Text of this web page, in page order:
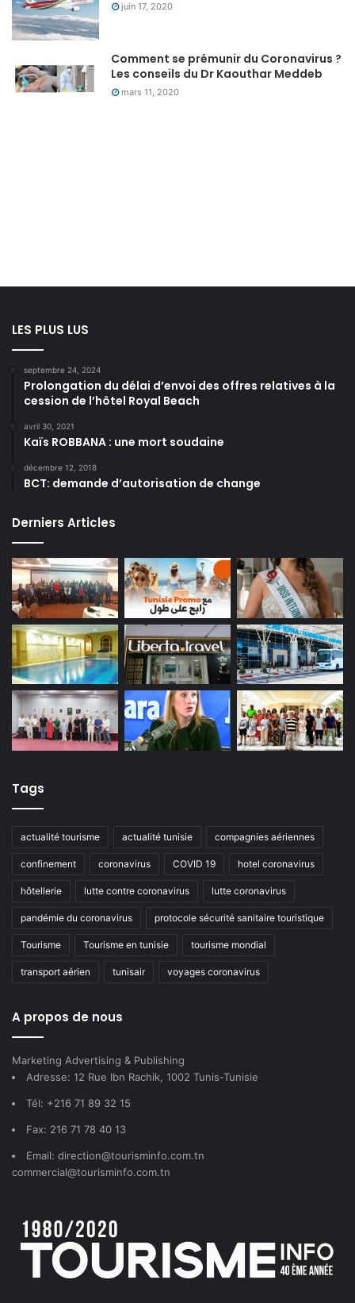
juin 17, 2020
Comment se prémunir du Coronavirus ?
Les conseils du Dr Kaouthar Meddeb
mars 11, 2020
LES PLUS LUS
septembre 24, 2024
Prolongation du délai d’envoi des offres relatives à la
cession de l’hôtel Royal Beach
avril 30, 2021
Kaïs ROBBANA : une mort soudaine
décembre 12, 2018
BCT: demande d’autorisation de change
Derniers Articles
Tags
actualité tourisme actualité tunisie compagnies aériennes
confinement coronavirus COVID 19 hotel coronavirus
hôtellerie lutte contre coronavirus lutte coronavirus
pandémie du coronavirus protocole sécurité sanitaire touristique
Tourisme Tourisme en tunisie tourisme mondial
transport aérien tunisair voyages coronavirus
A propos de nous
Marketing Advertising & Publishing
Adresse: 12 Rue Ibn Rachik, 1002 Tunis-Tunisie
Tél: +216 71 89 32 15
Fax: 216 71 78 40 13
Email: direction@tourisminfo.com.tn
commercial@tourisminfo.com.tn